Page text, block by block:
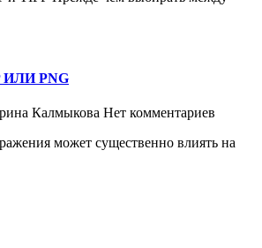
PNG
Калмыкова Нет комментариев
может существенно влиять на